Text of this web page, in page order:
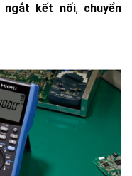
ngắt kết nối, chuyển